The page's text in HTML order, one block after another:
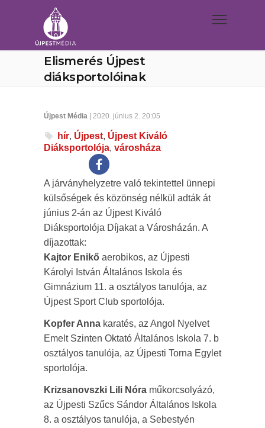
Elismerés Újpest
diáksportolóinak
Újpest Média | 2020. június 2. 20:05
hír, Újpest, Újpest Kiváló
Diáksportolója, városháza
A járványhelyzetre való tekintettel ünnepi
külsőségek és közönség nélkül adták át
június 2-án az Újpest Kiváló
Diáksportolója Díjakat a Városházán. A
díjazottak:
Kajtor Enikő aerobikos, az Újpesti
Károlyi István Általános Iskola és
Gimnázium 11. a osztályos tanulója, az
Újpest Sport Club sportolója.
Kopfer Anna karatés, az Angol Nyelvet
Emelt Szinten Oktató Általános Iskola 7. b
osztályos tanulója, az Újpesti Torna Egylet
sportolója.
Krizsanovszki Lili Nóra műkorcsolyázó,
az Újpesti Szűcs Sándor Általános Iskola
8. a osztályos tanulója, a Sebestyén